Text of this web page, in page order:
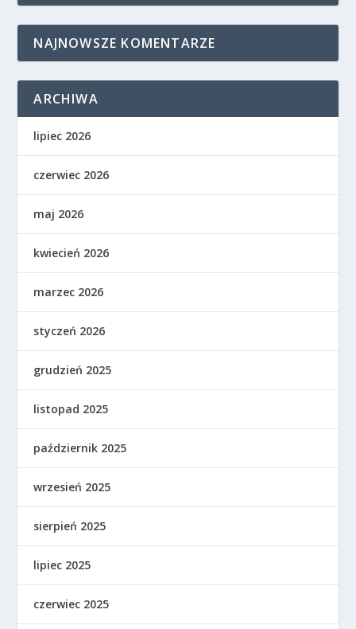
NAJNOWSZE KOMENTARZE
ARCHIWA
lipiec 2026
czerwiec 2026
maj 2026
kwiecień 2026
marzec 2026
styczeń 2026
grudzień 2025
listopad 2025
październik 2025
wrzesień 2025
sierpień 2025
lipiec 2025
czerwiec 2025